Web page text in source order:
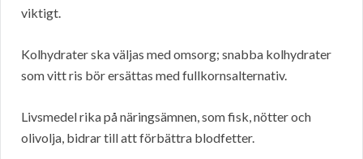
viktigt.
Kolhydrater ska väljas med omsorg; snabba kolhydrater
som vitt ris bör ersättas med fullkornsalternativ.
Livsmedel rika på näringsämnen, som fisk, nötter och
olivolja, bidrar till att förbättra blodfetter.